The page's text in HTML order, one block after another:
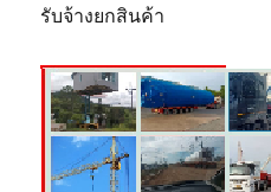
รับจ้างยกสินค้า